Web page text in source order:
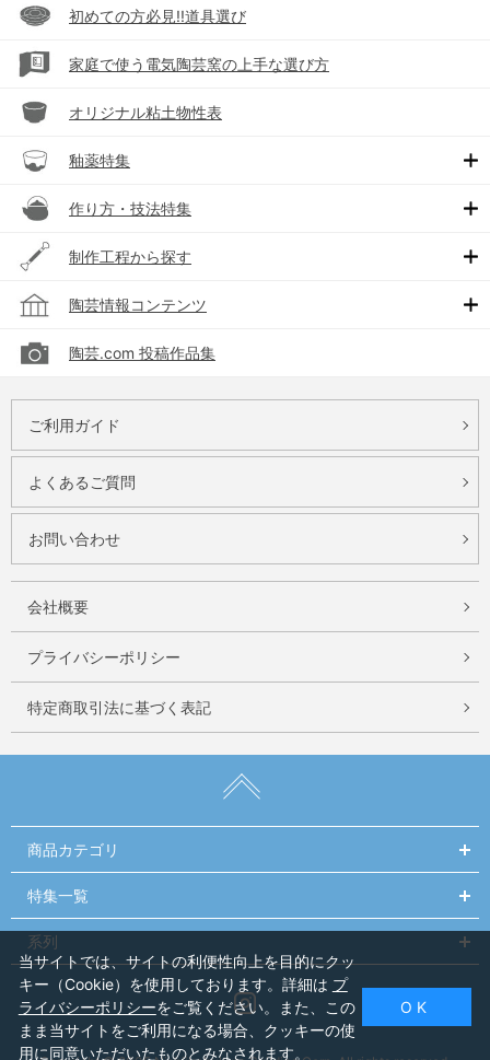
初めての方必見!!道具選び
家庭で使う電気陶芸窯の上手な選び方
オリジナル粘土物性表
釉薬特集
作り方・技法特集
制作工程から探す
陶芸情報コンテンツ
陶芸.com 投稿作品集
ご利用ガイド
よくあるご質問
お問い合わせ
会社概要
プライバシーポリシー
特定商取引法に基づく表記
商品カテゴリ
特集一覧
系列
Instagram
当サイトでは、サイトの利便性向上を目的にクッ
キー（Cookie）を使用しております。詳細は プ
ライバシーポリシーをご覧ください。また、この
まま当サイトをご利用になる場合、クッキーの使
用に同意いただいたものとみなされます。
O K